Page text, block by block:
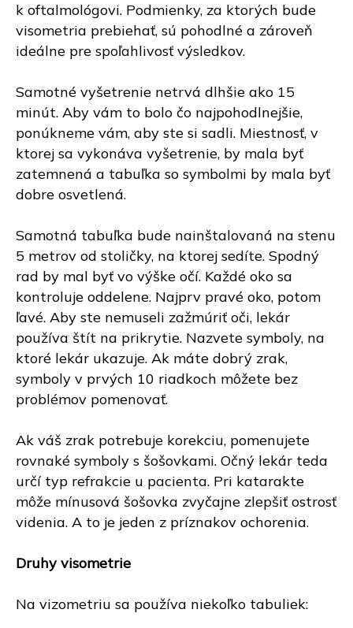
k oftalmológovi. Podmienky, za ktorých bude
visometria prebiehať, sú pohodlné a zároveň
ideálne pre spoľahlivosť výsledkov.
Samotné vyšetrenie netrvá dlhšie ako 15
minút. Aby vám to bolo čo najpohodlnejšie,
ponúkneme vám, aby ste si sadli. Miestnosť, v
ktorej sa vykonáva vyšetrenie, by mala byť
zatemnená a tabuľka so symbolmi by mala byť
dobre osvetlená.
Samotná tabuľka bude nainštalovaná na stenu
5 metrov od stoličky, na ktorej sedíte. Spodný
rad by mal byť vo výške očí. Každé oko sa
kontroluje oddelene. Najprv pravé oko, potom
ľavé. Aby ste nemuseli zažmúriť oči, lekár
používa štít na prikrytie. Nazvete symboly, na
ktoré lekár ukazuje. Ak máte dobrý zrak,
symboly v prvých 10 riadkoch môžete bez
problémov pomenovať.
Ak váš zrak potrebuje korekciu, pomenujete
rovnaké symboly s šošovkami. Očný lekár teda
určí typ refrakcie u pacienta. Pri katarakte
môže mínusová šošovka zvyčajne zlepšiť ostrosť
videnia. A to je jeden z príznakov ochorenia.
Druhy visometrie
Na vizometriu sa používa niekoľko tabuliek: